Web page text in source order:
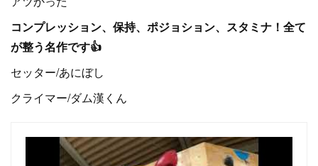
コンプレッション、保持、ポジョション、スタミナ！全て
が整う名作です👍
セッター/あにぼし
クライマー/ダム漢くん